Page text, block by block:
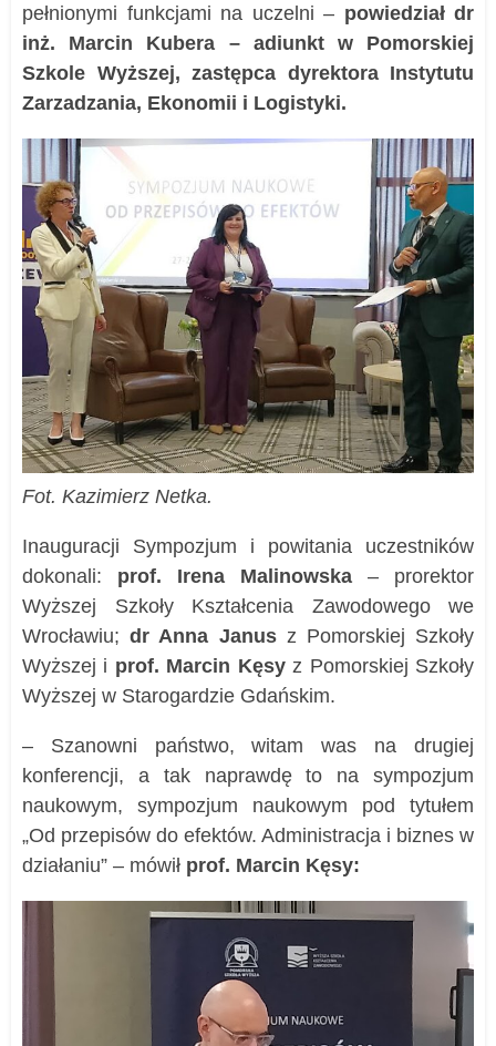
pełnionymi funkcjami na uczelni – powiedział dr
inż. Marcin Kubera – adiunkt w Pomorskiej
Szkole Wyższej, zastępca dyrektora Instytutu
Zarzadzania, Ekonomii i Logistyki.
Fot. Kazimierz Netka.
Inauguracji Sympozjum i powitania uczestników
dokonali: prof. Irena Malinowska – prorektor
Wyższej Szkoły Kształcenia Zawodowego we
Wrocławiu;dr Anna Janusz Pomorskiej Szkoły
Wyższej i prof. Marcin Kęsyz Pomorskiej Szkoły
Wyższej w Starogardzie Gdańskim.
– Szanowni państwo, witam was na drugiej
konferencji, a tak naprawdę to na sympozjum
naukowym, sympozjum naukowym pod tytułem
„Od przepisów do efektów. Administracja i biznes w
działaniu” – mówił prof. Marcin Kęsy: